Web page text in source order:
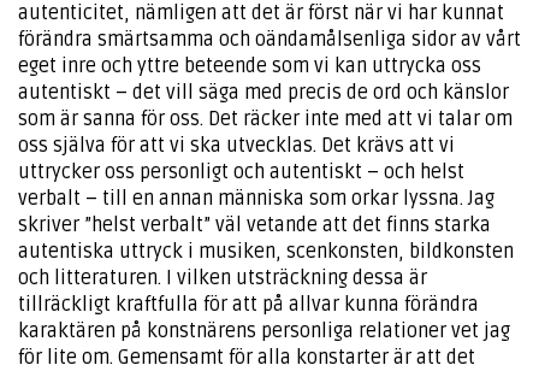
autenticitet, nämligen att det är först när vi har kunnat
förändra smärtsamma och oändamålsenliga sidor av vårt
eget inre och yttre beteende som vi kan uttrycka oss
autentiskt – det vill säga med precis de ord och känslor
som är sanna för oss. Det räcker inte med att vi talar om
oss själva för att vi ska utvecklas. Det krävs att vi
uttrycker oss personligt och autentiskt – och helst
verbalt – till en annan människa som orkar lyssna. Jag
skriver ”helst verbalt” väl vetande att det finns starka
autentiska uttryck i musiken, scenkonsten, bildkonsten
och litteraturen. I vilken utsträckning dessa är
tillräckligt kraftfulla för att på allvar kunna förändra
karaktären på konstnärens personliga relationer vet jag
för lite om. Gemensamt för alla konstarter är att det